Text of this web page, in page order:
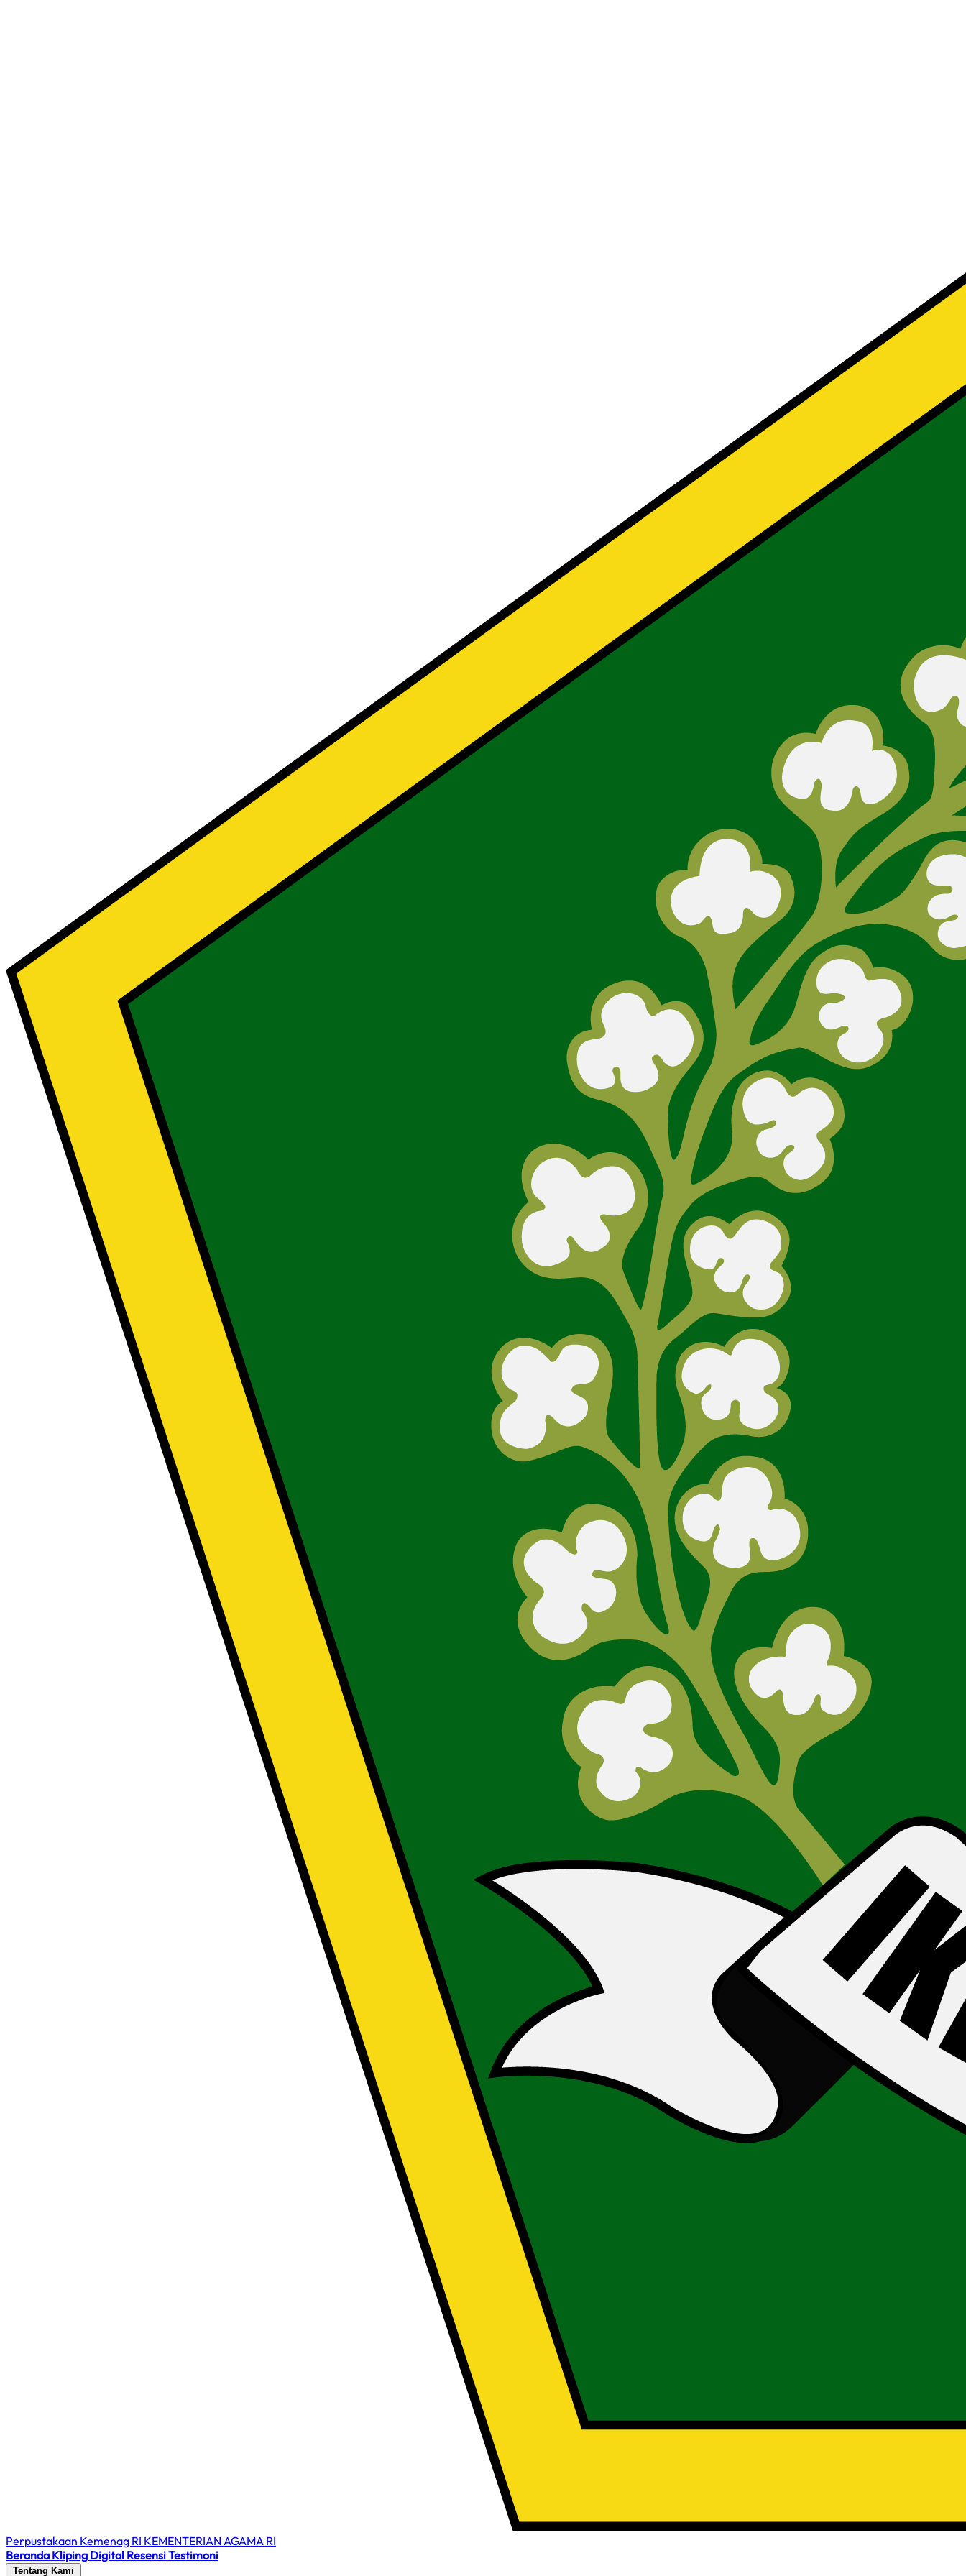
Perpustakaan Kemenag RI KEMENTERIAN AGAMA RI
Beranda Kliping Digital ResensiTestimoni
Tentang Kami